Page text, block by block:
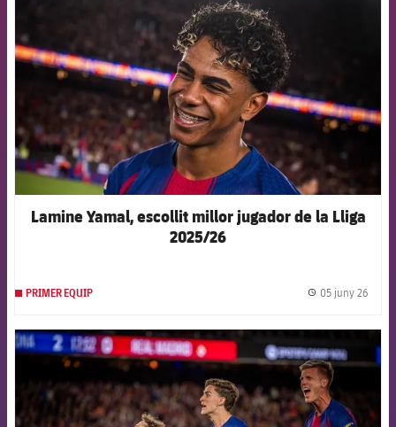
Lamine Yamal, escollit millor jugador de la Lliga
2025/26
PRIMER EQUIP 05 juny 26
FCB Barcelona badge